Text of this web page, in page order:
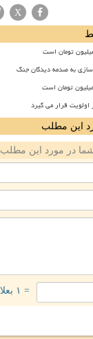
X
به صدمه دیدگان جنگ
قرار می گیرد
این مطلب
در مورد این مطلب
= ۱ بعلاوه ۴